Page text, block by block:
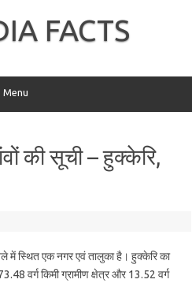
FACTS
Menu
की सूची – हुक्केरि,
में स्थित एक नगर एवं तालुका है। हुक्केरि का
वर्ग किमी ग्रामीण क्षेत्र और 13.52 वर्ग